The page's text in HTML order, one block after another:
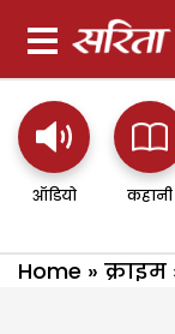
ऑडियो कहानी
Home » क्राइम